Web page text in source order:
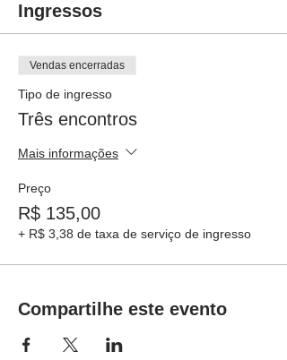
Ingressos
Vendas encerradas
Tipo de ingresso
Três encontros
Mais informações
Preço
R$ 135,00
+ R$ 3,38 de taxa de serviço de ingresso
Compartilhe este evento